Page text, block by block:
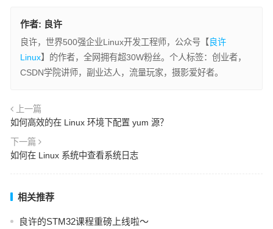
作者: 良许
良许，世界500强企业Linux开发工程师，公众号【 良许
Linux】的作者，全网拥有超30W粉丝。个人标签：创业者，
CSDN学院讲师，副业达人，流量玩家，摄影爱好者。
上一篇
如何高效的在 Linux 环境下配置 yum 源？
下一篇
如何在 Linux 系统中查看系统日志
相关推荐
良许的STM32课程重磅上线啦～